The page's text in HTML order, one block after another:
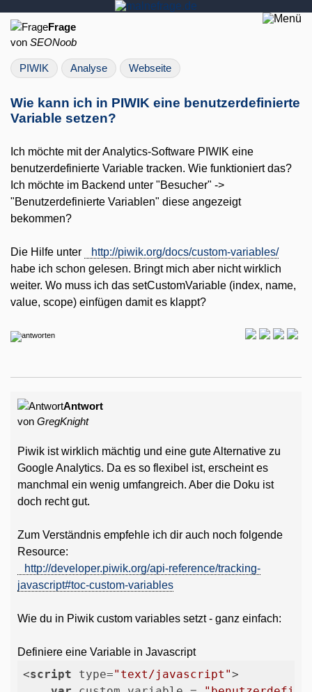
Frage
von SEONoob
PIWIK Analyse Webseite
Wie kann ich in PIWIK eine benutzerdefinierte
Variable setzen?
Ich möchte mit der Analytics-Software PIWIK eine
benutzerdefinierte Variable tracken. Wie funktioniert das?
Ich möchte im Backend unter "Besucher" ->
"Benutzerdefinierte Variablen" diese angezeigt
bekommen?
Die Hilfe unter
http://piwik.org/docs/custom-variables/
habe ich schon gelesen. Bringt mich aber nicht wirklich
weiter. Wo muss ich das setCustomVariable (index, name,
value, scope) einfügen damit es klappt?
Antwort
von GregKnight
Piwik ist wirklich mächtig und eine gute Alternative zu
Google Analytics. Da es so flexibel ist, erscheint es
manchmal ein wenig umfangreich. Aber die Doku ist
doch recht gut.
Zum Verständnis empfehle ich dir auch noch folgende
Resource:
http://developer.piwik.org/api-reference/tracking-
javascript#toc-custom-variables
Wie du in Piwik custom variables setzt - ganz einfach:
Definiere eine Variable in Javascript
<script type="text/javascript">